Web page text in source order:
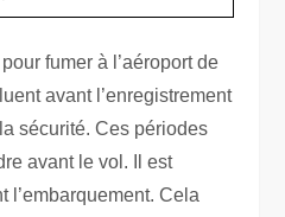
fumer à l’aéroport de
avant l’enregistrement
sécurité. Ces périodes
avant le vol. Il est
l’embarquement. Cela